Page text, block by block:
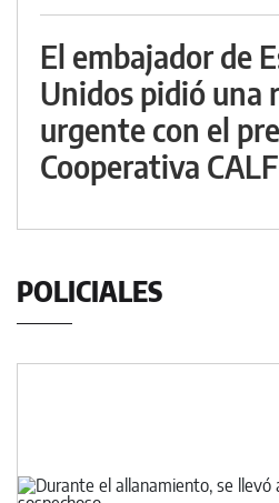
El embajador de
Unidos pidió una
urgente con el
Cooperativa CALF
POLICIALES